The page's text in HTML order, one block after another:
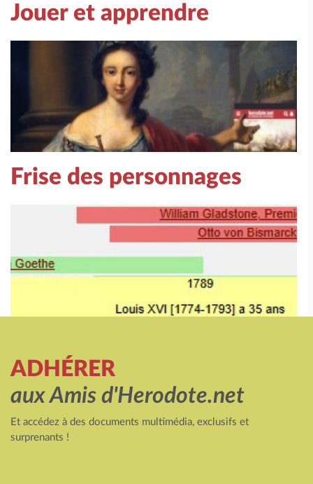
Jouer et apprendre
Frise des personnages
ADHÉRER
aux Amis d'Herodote.net
Et accédez à des documents multimédia, exclusifs et
surprenants !